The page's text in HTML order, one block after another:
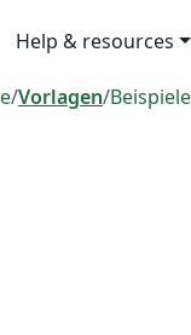
Help & resources
/Vorlagen/Beispiele